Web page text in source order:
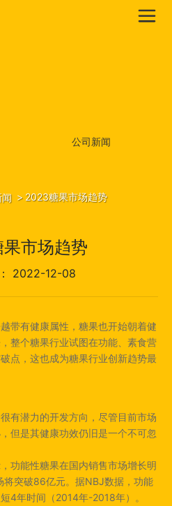
公司新闻
闻 2023糖果市场趋势
市场趋势
2022-12-08
带有健康属性，糖果也开始朝着健
整个糖果行业试图在功能、素食营
点，这也成为糖果行业创新趋势最
有潜力的开发方向，尽管目前市场
但是其健康功效仍旧是一个不可忽
功能性糖果在国内销售市场增长明
将突破86亿元。据NBJ数据，功能
4年时间（2014年-2018年）。